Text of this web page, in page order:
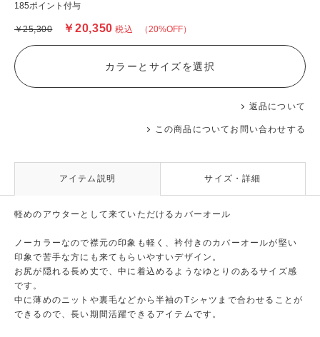
185ポイント付与
（20%OFF）
￥20,350 税込
￥25,300
返品について
この商品についてお問い合わせする
カラーとサイズを選択
アイテム説明 サイズ・詳細
軽めのアウターとして来ていただけるカバーオール
ノーカラーなので襟元の印象も軽く、衿付きのカバーオールが堅い
印象で苦手な方にも来てもらいやすいデザイン。
お尻が隠れる長め丈で、中に着込めるようなゆとりのあるサイズ感
です。
中に薄めのニットや裏毛などから半袖のTシャツまで合わせることが
できるので、長い期間活躍できるアイテムです。